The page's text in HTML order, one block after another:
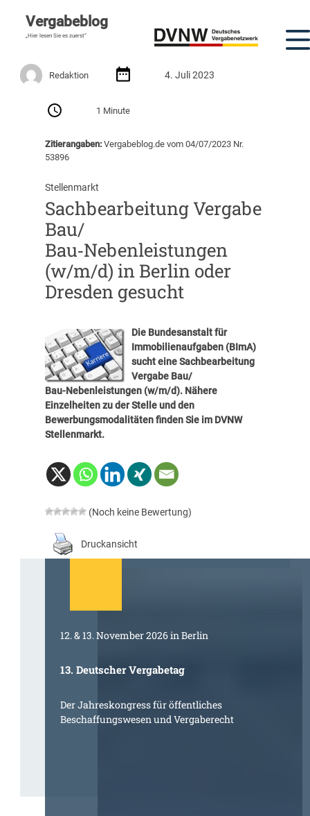
Vergabeblog
„Hier lesen Sie es zuerst“
Redaktion 4. Juli 2023
1 Minute
Zitierangaben:Vergabeblog.de vom 04/07/2023 Nr.
53896
Stellenmarkt
Sachbearbeitung Vergabe
Bau/​
Bau‑Nebenleistungen
(w/m/d) in Berlin oder
Dresden gesucht
Die Bundesanstalt für
Immobilienaufgaben (BImA)
sucht eine Sachbearbeitung
Vergabe Bau/​
Bau‑Nebenleistungen (w/m/d). Nähere
Einzelheiten zu der Stelle und den
Bewerbungsmodalitäten finden Sie im DVNW
Stellenmarkt.
(Noch keine Bewertung)
Druckansicht
12. & 13. November 2026 in Berlin
13. Deutscher Vergabetag
Der Jahreskongress für öffentliches
Beschaffungswesen und Vergaberecht